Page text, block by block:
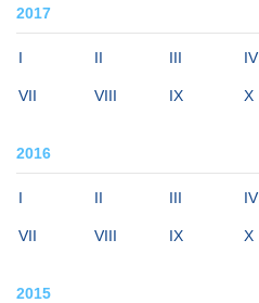
2017
I II III IV
VII VIII IX X
2016
I II III IV
VII VIII IX X
2015